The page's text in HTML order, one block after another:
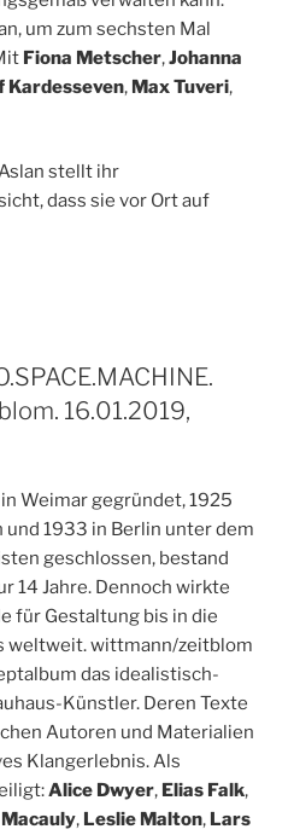
um zum sechsten Mal
Fiona Metscher,Johanna
Kardesseven, Max Tuveri,
stellt ihr
dass sie vor Ort auf
16.01.2019,
Weimar gegründet, 1925
und 1933 in Berlin unter dem
geschlossen, bestand
14 Jahre. Dennoch wirkte
für Gestaltung bis in die
weltweit. wittmann/zeitblom
das idealistisch-
Künstler. Deren Texte
Autoren und Materialien
Klangerlebnis. Als
Alice Dwyer, Elias Falk,
, Leslie Malton, Lars